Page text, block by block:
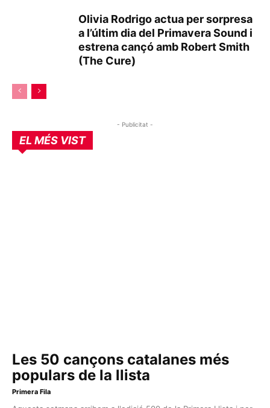
Olivia Rodrigo actua per sorpresa
a l’últim dia del Primavera Sound i
estrena cançó amb Robert Smith
(The Cure)
- Publicitat -
EL MÉS VIST
Les 50 cançons catalanes més
populars de la llista
Primera Fila